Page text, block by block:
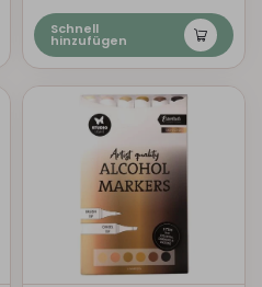
Schnell
hinzufügen